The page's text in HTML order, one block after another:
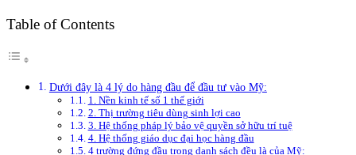
Table of Contents
Dưới đây là 4 lý do hàng đầu để đầu tư vào Mỹ:
1. Nền kinh tế số 1 thế giới
2. Thị trường tiêu dùng sinh lợi cao
3. Hệ thống pháp lý bảo vệ quyền sở hữu trí tuệ
4. Hệ thống giáo dục đại học hàng đầu
4 trường đứng đầu trong danh sách đều là của Mỹ: